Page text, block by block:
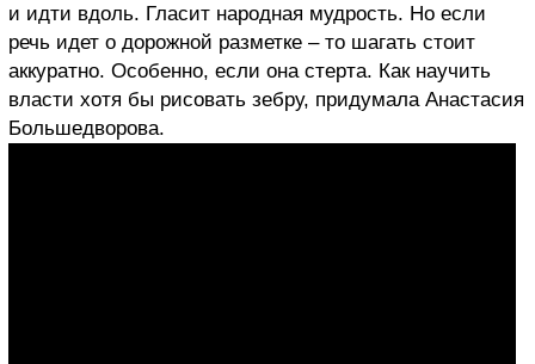
и идти вдоль. Гласит народная мудрость. Но если
речь идет о дорожной разметке – то шагать стоит
аккуратно. Особенно, если она стерта. Как научить
власти хотя бы рисовать зебру, придумала Анастасия
Большедворова.